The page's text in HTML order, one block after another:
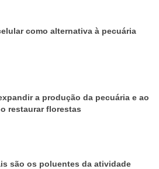
como alternativa à pecuária
a produção da pecuária e ao
restaurar florestas
são os poluentes da atividade